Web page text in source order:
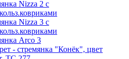
Nizza 2 с
Nizza 3 с
Arco 3
- стремянка "Конёк", цвет